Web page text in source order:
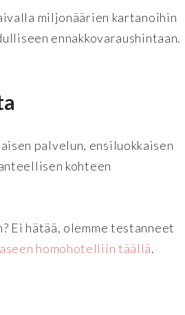
miljonäärien kartanoihin
ennakkovaraushintaan.
palvelun, ensiluokkaisen
kohteen
Ei hätää, olemme testanneet
homohotelliin täällä.